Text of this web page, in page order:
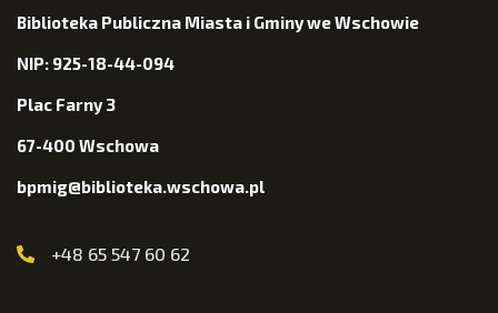
Biblioteka Publiczna Miasta i Gminy we Wschowie
NIP: 925-18-44-094
Plac Farny 3
67-400 Wschowa
bpmig@biblioteka.wschowa.pl
+48 65 547 60 62